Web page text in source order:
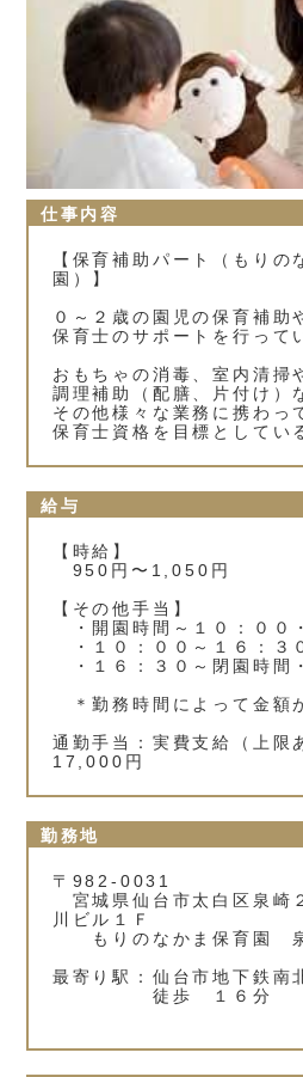
仕事内容
【保育補助パート（もり
園）】
０～２歳の園児の保育補助
保育士のサポートを行って
おもちゃの消毒、室内清掃
調理補助（配膳、片付け）
その他様々な業務に携わっ
保育士資格を目標としてい
給与
【時給】
950円〜1,050円
【その他手当】
・開園時間～１０：００
・１０：００～１６：
・１６：３０～閉園時間
＊勤務時間によって金額
通勤手当：実費支給（上
17,000円
勤務地
〒982-0031
宮城県仙台市太白区泉崎
川ビル１Ｆ
もりのなかま保育園
最寄り駅：仙台市地下鉄南
徒歩 １６分